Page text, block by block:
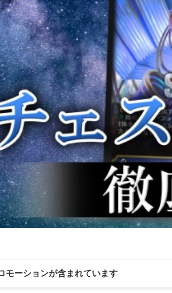
モーションが含まれています